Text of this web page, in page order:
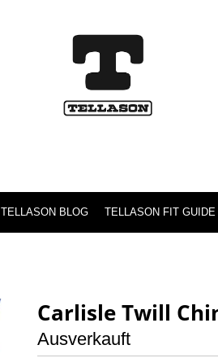
TELLASON BLOG TELLASON FIT GUIDE
Carlisle Twill
Ausverkauft